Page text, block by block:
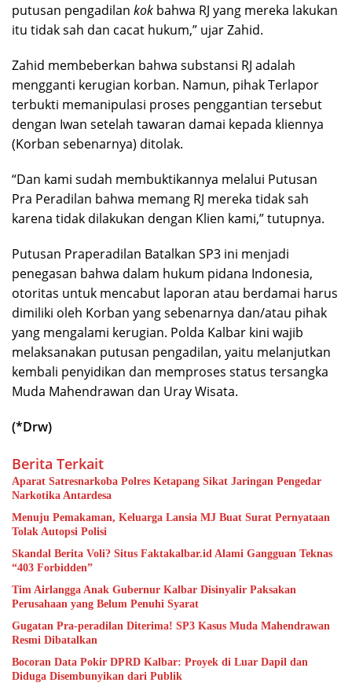
putusan pengadilan kok bahwa RJ yang mereka lakukan
itu tidak sah dan cacat hukum,” ujar Zahid.
Zahid membeberkan bahwa substansi RJ adalah
mengganti kerugian korban. Namun, pihak Terlapor
terbukti memanipulasi proses penggantian tersebut
dengan Iwan setelah tawaran damai kepada kliennya
(Korban sebenarnya) ditolak.
“Dan kami sudah membuktikannya melalui Putusan
Pra Peradilan bahwa memang RJ mereka tidak sah
karena tidak dilakukan dengan Klien kami,” tutupnya.
Putusan Praperadilan Batalkan SP3 ini menjadi
penegasan bahwa dalam hukum pidana Indonesia,
otoritas untuk mencabut laporan atau berdamai harus
dimiliki oleh Korban yang sebenarnya dan/atau pihak
yang mengalami kerugian. Polda Kalbar kini wajib
melaksanakan putusan pengadilan, yaitu melanjutkan
kembali penyidikan dan memproses status tersangka
Muda Mahendrawan dan Uray Wisata.
(*Drw)
Berita Terkait
Aparat Satresnarkoba Polres Ketapang Sikat Jaringan Pengedar
Narkotika Antardesa
Menuju Pemakaman, Keluarga Lansia MJ Buat Surat Pernyataan
Tolak Autopsi Polisi
Skandal Berita Voli? Situs Faktakalbar.id Alami Gangguan Teknas
“403 Forbidden”
Tim Airlangga Anak Gubernur Kalbar Disinyalir Paksakan
Perusahaan yang Belum Penuhi Syarat
Gugatan Pra-peradilan Diterima! SP3 Kasus Muda Mahendrawan
Resmi Dibatalkan
Bocoran Data Pokir DPRD Kalbar: Proyek di Luar Dapil dan
Diduga Disembunyikan dari Publik